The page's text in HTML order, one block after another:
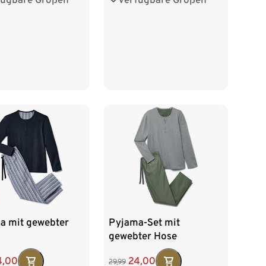
mit gewebter
Pyjama-Set mit
gewebter Hose
29,99 24,00